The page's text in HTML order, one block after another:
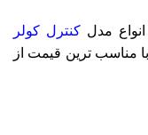
مدل کنترل کولر
مناسب ترین قیمت از